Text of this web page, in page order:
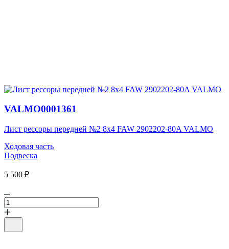
VALMO0001361
Лист рессоры передней №2 8х4 FAW 2902202-80A VALMO
Ходовая часть
Подвеска
5 500 ₽